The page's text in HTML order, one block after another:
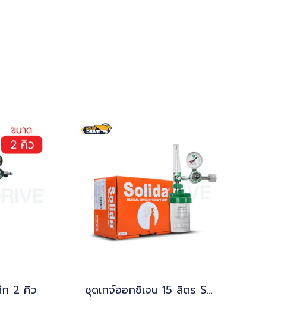
ก 2 คิว ชุดเกจ์ออกซิเจน 15 ลิตร Solida